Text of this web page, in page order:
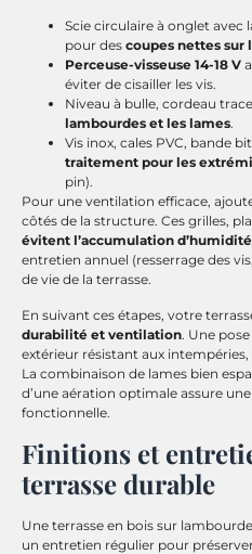
Scie circulaire à onglet avec
pour des coupes nettes sur
Perceuse-visseuse 14-18 V
éviter de cisailler les vis.
Niveau à bulle, cordeau
lambourdes et les lames.
Vis inox, cales PVC, bande
traitement pour les
pin).
Pour une ventilation efficace,
côtés de la structure. Ces grilles,
évitent l’accumulation
entretien annuel (resserrage des
de vie de la terrasse.
En suivant ces étapes, votre
durabilité et ventilation. Une
extérieur résistant aux
La combinaison de lames bien
d’une aération optimale assure
fonctionnelle.
Finitions et
terrasse durable
Une terrasse en bois sur
un entretien régulier pour